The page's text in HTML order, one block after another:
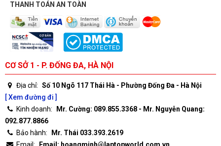
THANH TOÁN AN TOÀN
CƠ SỞ 1 - P. ĐỐNG ĐA, HÀ NỘI
Địa chỉ: Số 10 Ngõ 117 Thái Hà - Phường Đống Đa - Hà Nội
[ Xem đường đi ]
Kinh doanh:
Mr. Cường: 089.855.3368 - Mr. Nguyễn Quang:
092.877.8866
Bảo hành:
Mr. Thái 033.393.2619